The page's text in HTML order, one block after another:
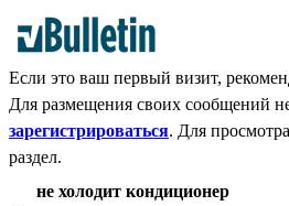
Если это ваш первый визит,
Для размещения своих сообщений
зарегистрироваться. Для
раздел.
не холодит кондиционер